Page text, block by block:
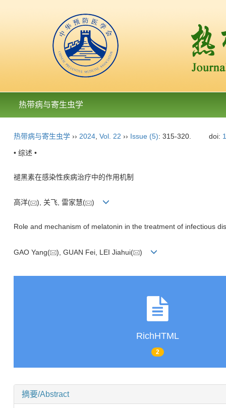
热带病与寄生虫学
热带病与寄生虫学 ›› 2024 Vol. 22 ›› Issue (5): 315-320. doi:
• 综述 •
褪黑素在感染性疾病治疗中的作用机制
高洋( ), 关飞, 雷家慧( )
Role and mechanism of melatonin in the treatment of infectious
GAO Yang( ), GUAN Fei, LEI Jiahui( )
RichHTML
2
摘要/Abstract